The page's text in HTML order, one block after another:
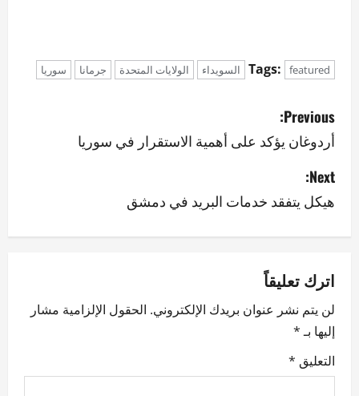
Tags: featured السويداء الولايات المتحدة جرمانا سوريا
P
o
s
t
n
a
v
i
g
Previous:
أردوغان يؤكد على أهمية الاستقرار في سوريا
Next:
هيكل يتفقد خدمات البريد في دمشق
اترك تعليقاً
لن يتم نشر عنوان بريدك الإلكتروني. الحقول الإلزامية مشار
إليها بـ*
التعليق *